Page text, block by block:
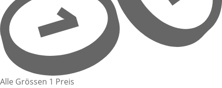
Alle Grössen 1 Preis